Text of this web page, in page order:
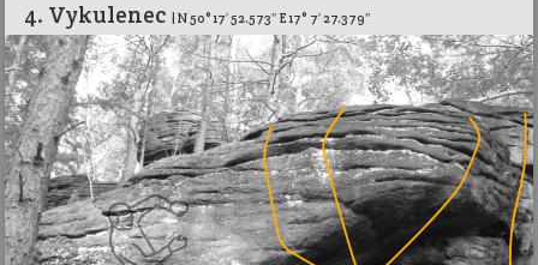
4. Vykulenec | N 50° 17′ 52.573″ E 17° 7′ 27.379″